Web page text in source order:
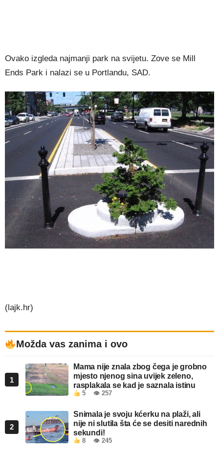
Ovako izgleda najmanji park na svijetu. Zove se Mill
Ends Park i nalazi se u Portlandu, SAD.
(lajk.hr)
Možda vas zanima i ovo
1
Mama nije znala zbog čega je grobno
mjesto njenog sina uvijek zeleno,
rasplakala se kad je saznala istinu
5 👁 257
2
Snimala je svoju kćerku na plaži, ali
nije ni slutila šta će se desiti narednih
sekundi!
8 👁 245